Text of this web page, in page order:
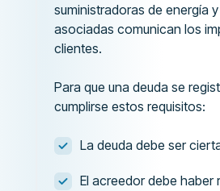
suministradoras de energía
asociadas comunican los
clientes.
Para que una deuda se
cumplirse estos requisitos:
La deuda debe ser
El acreedor debe haber